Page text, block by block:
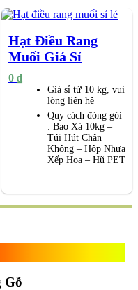
Hạt Điều Rang
Muối Giá Sỉ
0 ₫
Giá sỉ từ 10 kg, vui
lòng liên hệ
Quy cách đóng gói
: Bao Xá 10kg –
Túi Hút Chân
Không – Hộp Nhựa
Xếp Hoa – Hũ PET
Gỗ